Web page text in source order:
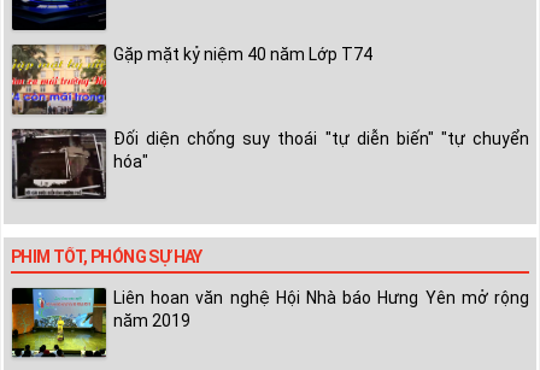
Gặp mặt kỷ niệm 40 năm Lớp T74
Đối diện chống suy thoái "tự diễn biến" "tự chuyển
hóa"
PHIM TỐT, PHÓNG SỰ HAY
Liên hoan văn nghệ Hội Nhà báo Hưng Yên mở rộng
năm 2019